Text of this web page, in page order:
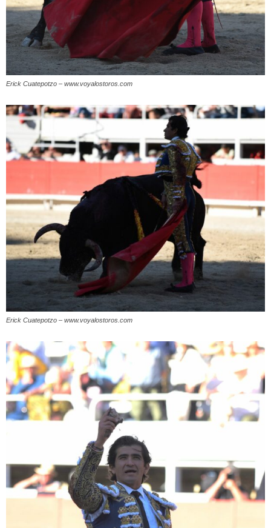
Erick Cuatepotzo – www.voyalostoros.com
Erick Cuatepotzo – www.voyalostoros.com